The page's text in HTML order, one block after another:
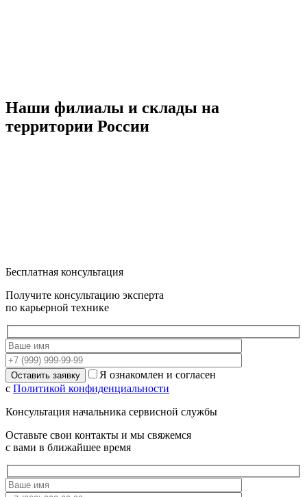
Наши филиалы и склады на
территории России
Бесплатная консультация
Получите консультацию эксперта
по карьерной технике
Я ознакомлен и согласен
с Политикой конфиденциальности
Консультация начальника сервисной службы
Оставьте свои контакты и мы свяжемся
с вами в ближайшее время